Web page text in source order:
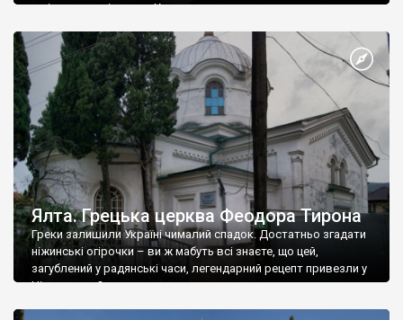
є відданими вірянами Христа
Ялта. Грецька церква Феодора Тирона
Греки залишили Україні чималий спадок. Достатньо згадати
ніжинські огірочки – ви ж мабуть всі знаєте, що цей,
загублений у радянські часи, легендарний рецепт привезли у
Ніжин греки?